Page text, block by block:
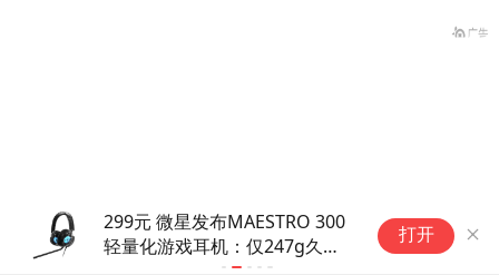
300
久戴
“精准抄底”！江阴银行两名副行
长辞任，自持股浮盈近14%
打开